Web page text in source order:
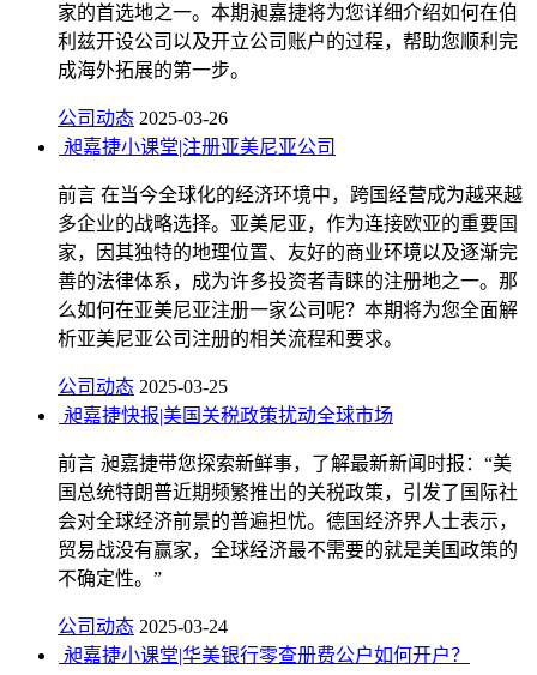
家的首选地之一。本期昶嘉捷将为您详细介绍如何在伯
利兹开设公司以及开立公司账户的过程，帮助您顺利完
成海外拓展的第一步。
公司动态 2025-03-26
昶嘉捷小课堂|注册亚美尼亚公司
前言 在当今全球化的经济环境中，跨国经营成为越来越
多企业的战略选择。亚美尼亚，作为连接欧亚的重要国
家，因其独特的地理位置、友好的商业环境以及逐渐完
善的法律体系，成为许多投资者青睐的注册地之一。那
么如何在亚美尼亚注册一家公司呢？本期将为您全面解
析亚美尼亚公司注册的相关流程和要求。
公司动态 2025-03-25
昶嘉捷快报|美国关税政策扰动全球市场
前言 昶嘉捷带您探索新鲜事，了解最新新闻时报：“美
国总统特朗普近期频繁推出的关税政策，引发了国际社
会对全球经济前景的普遍担忧。德国经济界人士表示，
贸易战没有赢家，全球经济最不需要的就是美国政策的
不确定性。”
公司动态 2025-03-24
昶嘉捷小课堂|华美银行零查册费公户如何开户？